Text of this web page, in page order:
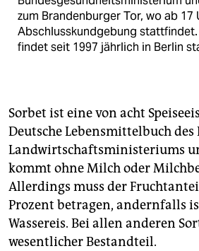
zum Brandenburger Tor, wo ab 17
Abschlusskundgebung
findet seit 1997 jährlich in Berlin
Sorbet ist eine von acht
Deutsche Lebensmittelbuch
Landwirtschaftsministeriums
kommt ohne Milch oder
Allerdings muss der
Prozent betragen, andernfalls
Wassereis. Bei allen anderen
wesentlicher Bestandteil.